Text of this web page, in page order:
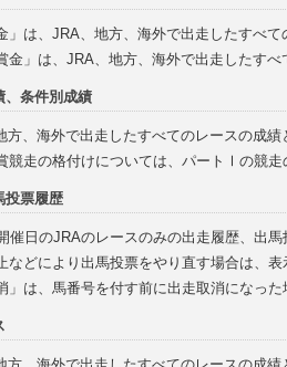
」は、JRA、地方、海外で出走したすべ
金」は、JRA、地方、海外で出走したす
、条件別成績
方、海外で出走したすべてのレースの成
競走の格付けについては、パートⅠの競走
投票履歴
催日のJRAのレースのみの出走履歴、出馬
などにより出馬投票をやり直す場合は、表
」は、馬番号を付す前に出走取消になった